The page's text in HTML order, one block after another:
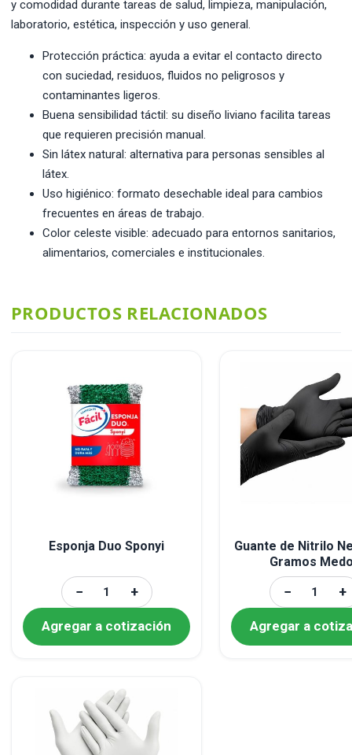
y comodidad durante tareas de salud, limpieza, manipulación,
laboratorio, estética, inspección y uso general.
Protección práctica: ayuda a evitar el contacto directo
con suciedad, residuos, fluidos no peligrosos y
contaminantes ligeros.
Buena sensibilidad táctil: su diseño liviano facilita tareas
que requieren precisión manual.
Sin látex natural: alternativa para personas sensibles al
látex.
Uso higiénico: formato desechable ideal para cambios
frecuentes en áreas de trabajo.
Color celeste visible: adecuado para entornos sanitarios,
alimentarios, comerciales e institucionales.
PRODUCTOS RELACIONADOS
Esponja Duo Sponyi
− +
Agregar a cotización
Guante de Nitrilo
Gramos
− +
Agregar a